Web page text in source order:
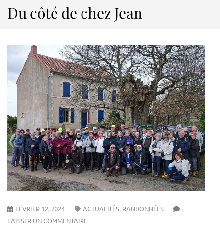
Du côté de chez Jean
FÉVRIER 12, 2024 ACTUALITÉS, RANDONNÉES
LAISSER UN COMMENTAIRE